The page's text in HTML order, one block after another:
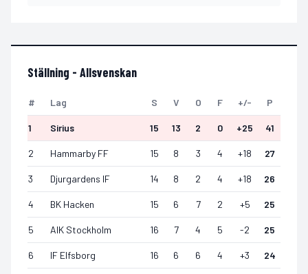
Ställning - Allsvenskan
# Lag S V O F +/- P
1 Sirius 15 13 2 0 +25 41
2 Hammarby FF 15 8 3 4 +18 27
3 Djurgardens IF 14 8 2 4 +18 26
4 BK Hacken 15 6 7 2 +5 25
5 AIK Stockholm 16 7 4 5 -2 25
6 IF Elfsborg 16 6 6 4 +3 24